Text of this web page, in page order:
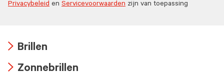
Privacybeleid en Servicevoorwaarden zijn van toepassing
icon
Brillen
Zonnebrillen